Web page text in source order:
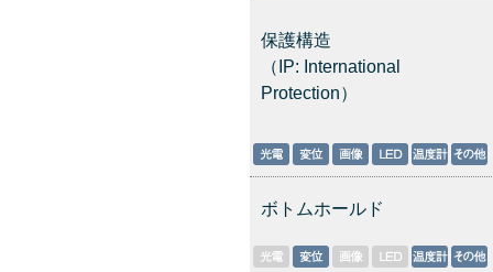
保護構造
（IP: International
Protection）
ボトムホールド